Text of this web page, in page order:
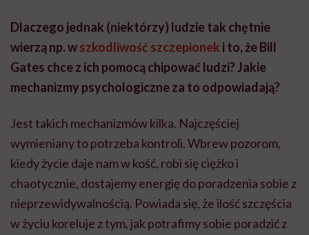
Dlaczego jednak (niektórzy) ludzie tak chętnie
wierzą np. wszkodliwość szczepionek i to, że Bill
Gates chce z ich pomocą chipować ludzi? Jakie
mechanizmy psychologiczne za to odpowiadają?
Jest takich mechanizmów kilka. Najczęściej
wymieniany to potrzeba kontroli. Wbrew pozorom,
kiedy życie daje nam w kość, robi się ciężko i
chaotycznie, dostajemy energię do poradzenia sobie z
nieprzewidywalnością. Powiada się, że ilość szczęścia
w życiu koreluje z tym, jak potrafimy sobie poradzić z